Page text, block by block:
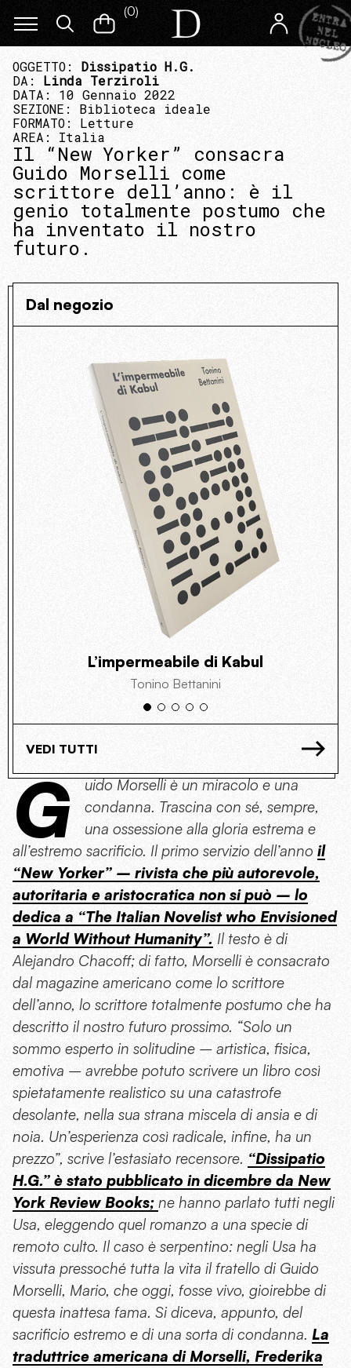
(0)
OGGETTO: Dissipatio H.G.
DA: Linda Terziroli
DATA: 10 Gennaio 2022
SEZIONE: Biblioteca ideale
FORMATO: Letture
AREA: Italia
Il “New Yorker” consacra
Guido Morselli come
scrittore dell’anno: è il
genio totalmente postumo che
ha inventato il nostro
futuro.
Dal negozio
L’impermeabile di Kabul
Tonino Bettanini
VEDI TUTTI
G
uido Morselli è un miracolo e una
condanna. Trascina con sé, sempre,
una ossessione alla gloria estrema e
all’estremo sacrificio. Il primo servizio dell’anno il
“New Yorker” – rivista che più autorevole,
autoritaria e aristocratica non si può – lo
dedica a “The Italian Novelist who Envisioned
a World Without Humanity”. Il testo è di
Alejandro Chacoff; di fatto, Morselli è consacrato
dal magazine americano come lo scrittore
dell’anno, lo scrittore totalmente postumo che ha
descritto il nostro futuro prossimo. “Solo un
sommo esperto in solitudine – artistica, fisica,
emotiva – avrebbe potuto scrivere un libro così
spietatamente realistico su una catastrofe
desolante, nella sua strana miscela di ansia e di
noia. Un’esperienza così radicale, infine, ha un
prezzo”, scrive l’estasiato recensore. “Dissipatio
H.G.” è stato pubblicato in dicembre da New
York Review Books; ne hanno parlato tutti negli
Usa, eleggendo quel romanzo a una specie di
remoto culto. Il caso è serpentino: negli Usa ha
vissuta pressoché tutta la vita il fratello di Guido
Morselli, Mario, che oggi, fosse vivo, gioirebbe di
questa inattesa fama. Si diceva, appunto, del
sacrificio estremo e di una sorta di condanna. La
traduttrice americana di Morselli, Frederika